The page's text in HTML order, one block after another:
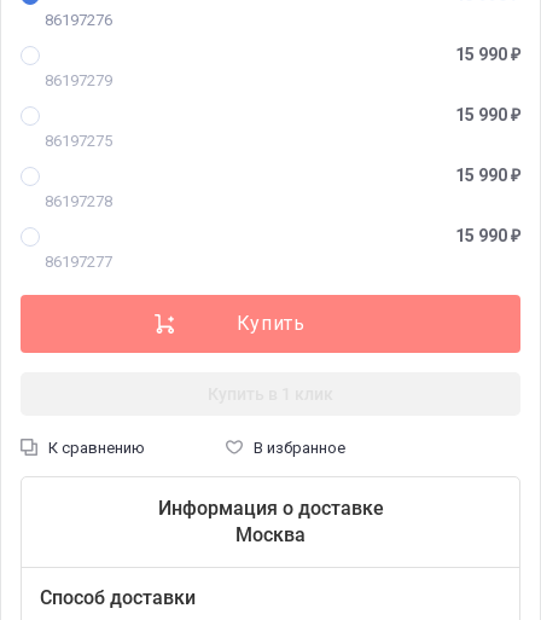
86197276
15 990 ₽
86197279
15 990 ₽
86197275
15 990 ₽
86197278
15 990 ₽
86197277
К сравнению В избранное
Информация о доставке
Москва
Способ доставки